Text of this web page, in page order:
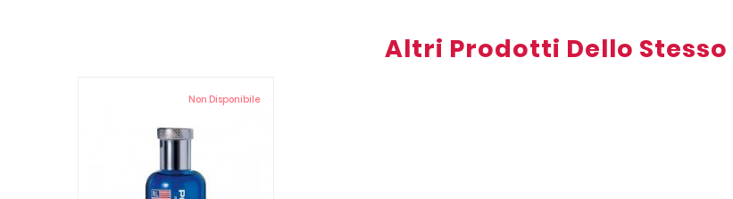
Altri Prodotti Dello Stesso
Non Disponibile